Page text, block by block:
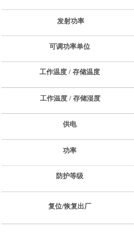
发射功率
可调功率单位
工作温度 / 存储温度
供电
工作温度 / 存储湿度
防护等级
功率
复位/恢复出厂